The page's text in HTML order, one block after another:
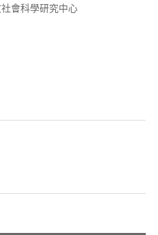
會科學研究中心